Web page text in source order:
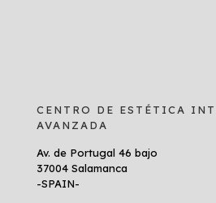
CENTRO DE ESTÉTICA
AVANZADA
Av. de Portugal 46 bajo
37004 Salamanca
-SPAIN-